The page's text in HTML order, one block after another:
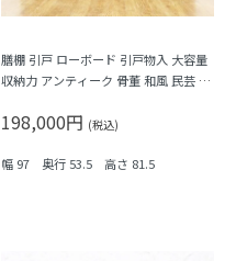
膳棚 引戸 ローボード 引戸物入 大容量
収納力 アンティーク 骨董 和風 民芸 古
198,000円 (税込)
幅 97 奥行 53.5 高さ 81.5